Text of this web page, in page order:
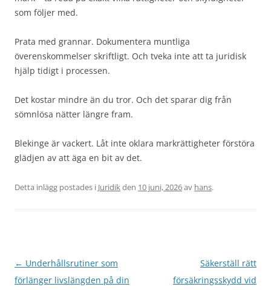
som följer med.
Prata med grannar. Dokumentera muntliga
överenskommelser skriftligt. Och tveka inte att ta juridisk
hjälp tidigt i processen.
Det kostar mindre än du tror. Och det sparar dig från
sömnlösa nätter längre fram.
Blekinge är vackert. Låt inte oklara markrättigheter förstöra
glädjen av att äga en bit av det.
Detta inlägg postades i Juridikden 10 juni, 2026av hans.
Inläggsnavigering
← Underhållsrutiner som
förlänger livslängden på din
Säkerställ rätt
försäkringsskydd vid